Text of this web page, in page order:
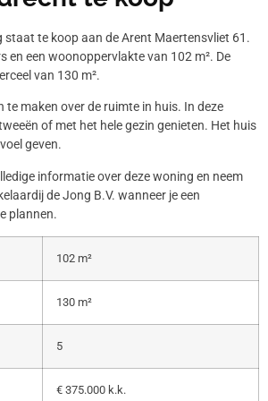
staat te koop aan de Arent Maertensvliet 61.
en een woonoppervlakte van 102 m². De
van 130 m².
te maken over de ruimte in huis. In deze
of met het hele gezin genieten. Het huis
geven.
informatie over deze woning en neem
de Jong B.V. wanneer je een
plannen.
102 m²
130 m²
5
€ 375.000 k.k.